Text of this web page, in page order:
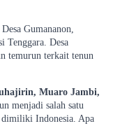
Gumananon,
Tenggara. Desa
temurun terkait tenun
Muaro Jambi,
menjadi salah satu
dimiliki Indonesia. Apa